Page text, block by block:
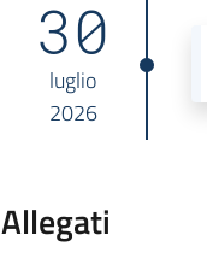
30
luglio
2026
Allegati